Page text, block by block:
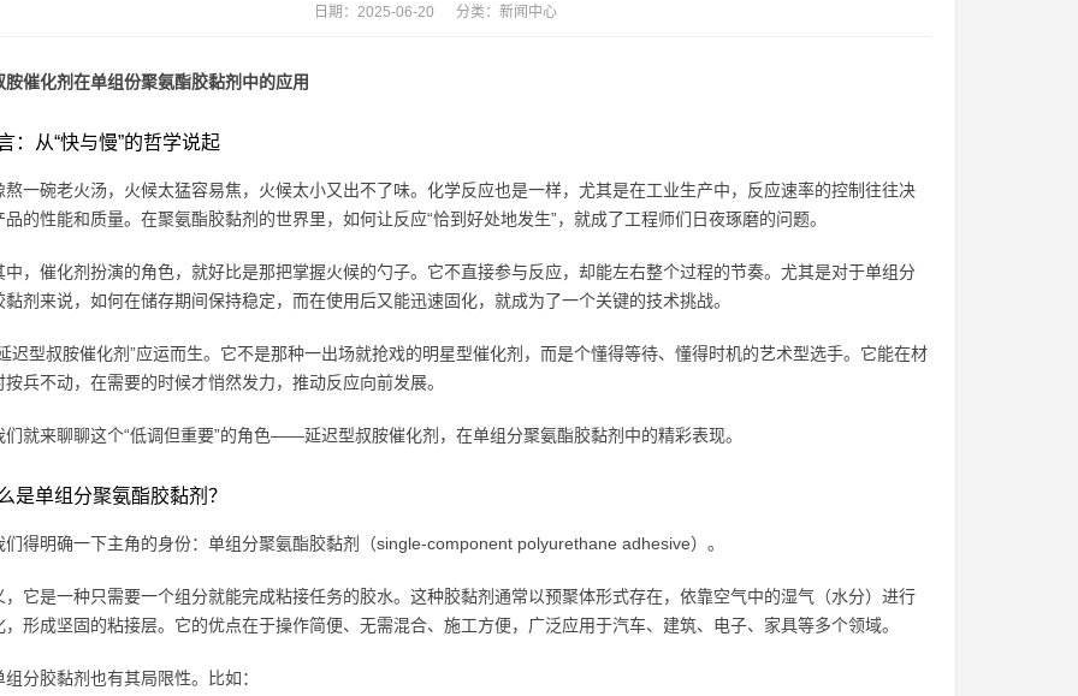
日期：2025-06-20 分类： 新闻中心
胺催化剂在单组份聚氨酯胶黏剂中的应用
：从“快与慢”的哲学说起
熬一碗老火汤，火候太猛容易焦，火候太小又出不了味。化学反应也是一样，尤其是在工业生产中，反应速率的控制往往决
品的性能和质量。在聚氨酯胶黏剂的世界里，如何让反应“恰到好处地发生”，就成了工程师们日夜琢磨的问题。
中，催化剂扮演的角色，就好比是那把掌握火候的勺子。它不直接参与反应，却能左右整个过程的节奏。尤其是对于单组分
黏剂来说，如何在储存期间保持稳定，而在使用后又能迅速固化，就成为了一个关键的技术挑战。
迟型叔胺催化剂”应运而生。它不是那种一出场就抢戏的明星型催化剂，而是个懂得等待、懂得时机的艺术型选手。它能在材
按兵不动，在需要的时候才悄然发力，推动反应向前发展。
们就来聊聊这个“低调但重要”的角色——延迟型叔胺催化剂，在单组分聚氨酯胶黏剂中的精彩表现。
是单组分聚氨酯胶黏剂？
们得明确一下主角的身份：单组分聚氨酯胶黏剂（single-component polyurethane adhesive）。
，它是一种只需要一个组分就能完成粘接任务的胶水。这种胶黏剂通常以预聚体形式存在，依靠空气中的湿气（水分）进行
，形成坚固的粘接层。它的优点在于操作简便、无需混合、施工方便，广泛应用于汽车、建筑、电子、家具等多个领域。
分胶黏剂也有其局限性。比如：